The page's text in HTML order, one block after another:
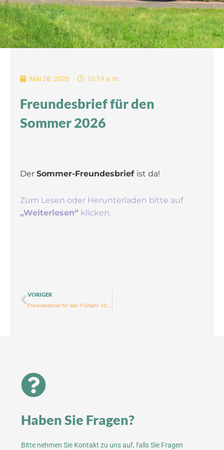
Mai 28, 2026 10:19 a.m.
Freundesbrief für den
Sommer 2026
Der Sommer-Freundesbrief ist da!
Zum Lesen oder Herunterladen bitte auf
„Weiterlesen“ klicken.
Zurück
VORIGER
Haben Sie Fragen?
Bitte nehmen Sie Kontakt zu uns auf, falls Sie Fragen